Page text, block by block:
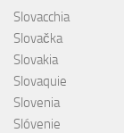
Slovacchia
Slovačka
Slovakia
Slovaquie
Slovenia
Slóvenie